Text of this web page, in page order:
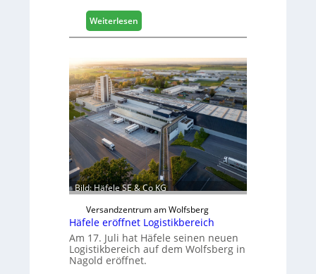
k
n
f
t
Weiterlesen
M
s
c
h
i
n
e
n
a
u
d
i
g
t
a
Bild: Häfele SE & Co KG
Versandzentrum am Wolfsberg
Häfele eröffnet Logistikbereich
Am 17. Juli hat Häfele seinen neuen
Logistikbereich auf dem Wolfsberg in
Nagold eröffnet.